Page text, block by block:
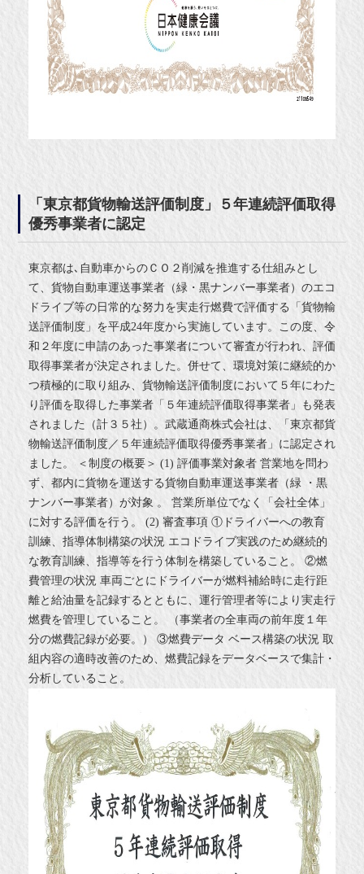
「東京都貨物輸送評価制度」５年連続評価取得
優秀事業者に認定
東京都は､自動車からのＣＯ２削減を推進する仕組みとし
て、貨物自動車運送事業者（緑・黒ナンバー事業者）のエコ
ドライブ等の日常的な努力を実走行燃費で評価する「貨物輸
送評価制度」を平成24年度から実施しています。この度、令
和２年度に申請のあった事業者について審査が行われ、評価
取得事業者が決定されました。併せて、環境対策に継続的か
つ積極的に取り組み、貨物輸送評価制度において５年にわた
り評価を取得した事業者「５年連続評価取得事業者」も発表
されました（計３５社）。武蔵通商株式会社は、「東京都貨
物輸送評価制度／５年連続評価取得優秀事業者」に認定され
ました。 ＜制度の概要＞ (1) 評価事業対象者 営業地を問わ
ず、都内に貨物を運送する貨物自動車運送事業者（緑 ・黒
ナンバー事業者）が対象 。 営業所単位でなく「会社全体」
に対する評価を行う。 (2) 審査事項 ①ドライバーへの教育
訓練、指導体制構築の状況 エコドライブ実践のため継続的
な教育訓練、指導等を行う体制を構築していること。 ②燃
費管理の状況 車両ごとにドライバーが燃料補給時に走行距
離と給油量を記録するとともに、運行管理者等により実走行
燃費を管理していること。 （事業者の全車両の前年度１年
分の燃費記録が必要。） ③燃費データ ベース構築の状況 取
組内容の適時改善のため、燃費記録をデータベースで集計・
分析していること。